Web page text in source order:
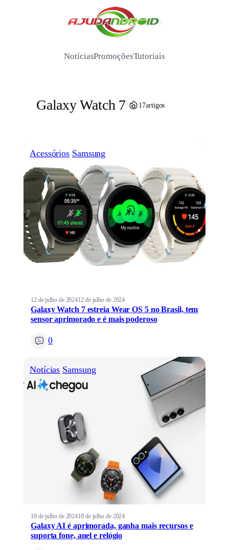
/
NotíciasPromoçõesTutoriais
Galaxy Watch 7/ 17artigos
Acessórios Samsung
12 de julho de 202412 de julho de 2024
Galaxy Watch 7 estreia Wear OS 5 no Brasil, tem
sensor aprimorado e é mais poderoso
0
Notícias Samsung
10 de julho de 202410 de julho de 2024
Galaxy AI é aprimorada, ganha mais recursos e
suporta fone, anel e relógio